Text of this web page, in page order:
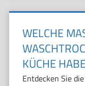
WELCHE
ÜCHE
Entdecken Sie